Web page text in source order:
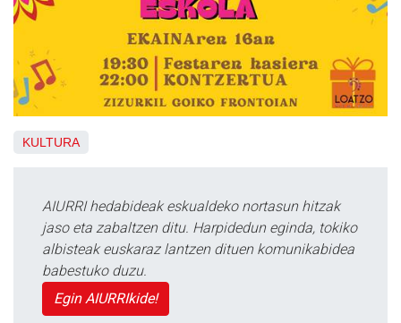
KULTURA
AIURRI hedabideak eskualdeko nortasun hitzak
jaso eta zabaltzen ditu. Harpidedun eginda, tokiko
albisteak euskaraz lantzen dituen komunikabidea
babestuko duzu.
Egin AIURRIkide!